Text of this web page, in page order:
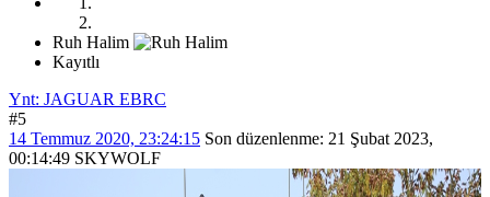
Ruh Halim
Kayıtlı
Ynt: JAGUAR EBRC
#5
14 Temmuz 2020, 23:24:15 Son düzenlenme: 21 Şubat 2023,
00:14:49 SKYWOLF